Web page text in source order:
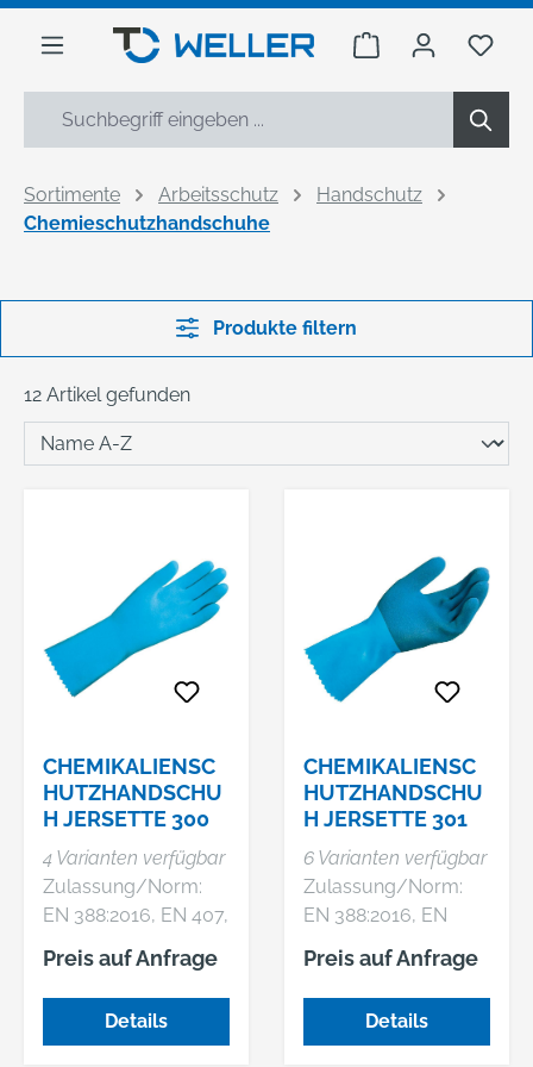
springen
Warenkorb Du
Sortimente Arbeitsschutz
Handschutz
Chemieschutzhandschuhe
Produkte filtern
12 Artikel gefunden
CHEMIKALIENSC
HUTZHANDSCHU
H JERSETTE 300
4 Varianten verfügbar
Zulassung/Norm:
EN 388:2016, EN 407,
EN 374
Eigenschaften: •
Bewegungsfreiheit
aufgrund
Preis auf Anfrage
Details
CHEMIKALIENSC
HUTZHANDSCHU
H JERSETTE 301
6 Varianten verfügbar
Zulassung/Norm:
EN 388:2016, EN
374:2016, EN
407:2004
Eigenschaften: •
Flüssigkeitsdichter
Preis auf Anfrage
Details